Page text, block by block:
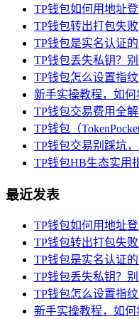
TP钱包如何用地址
TP钱包转出打包失
TP钱包是实名认证
TP钱包丢失私钥？
TP钱包怎么设置指
新手实操教程，如
TP钱包交易费用全
TP钱包（
TP钱包交易别踩坑
TP钱包HB生态实用
最近发表
TP钱包如何用地址
TP钱包转出打包失
TP钱包是实名认证
TP钱包丢失私钥？
TP钱包怎么设置指
新手实操教程，如